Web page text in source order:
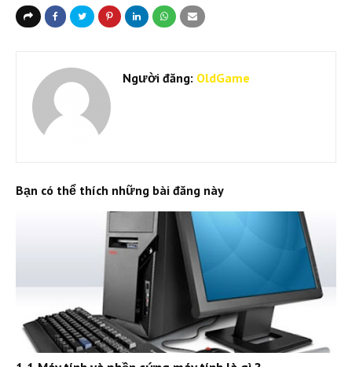
Người đăng: OldGame
Bạn có thể thích những bài đăng này